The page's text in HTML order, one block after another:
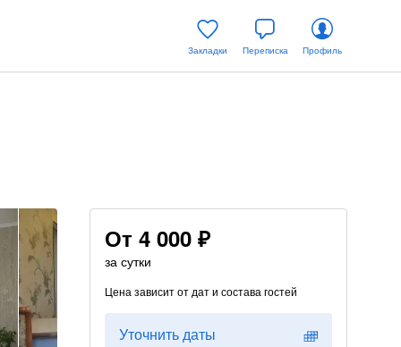
Закладки Переписка Профиль
От 4 000 ₽
за сутки
Цена зависит от дат и состава гостей
Уточнить даты